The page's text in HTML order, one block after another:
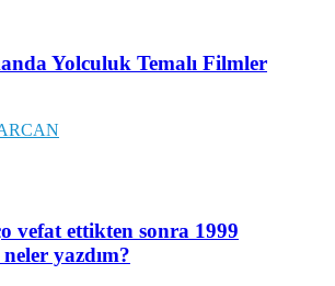
Yolculuk Temalı Filmler
vefat ettikten sonra 1999
yazdım?